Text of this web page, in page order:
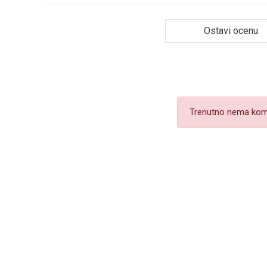
Ostavi ocenu
Trenutno nema